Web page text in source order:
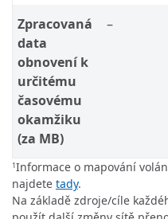
Zpracovaná
data
obnovení k
určitému
časovému
okamžiku
(za MB)
–
1Informace o mapování
najdete tady.
Na základě zdroje/cíle